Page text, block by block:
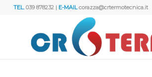
TEL.039 878232 | E-MAILcorazza@crtermotecnica.it